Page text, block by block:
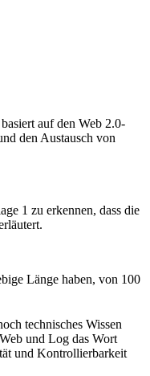
auf den Web 2.0-
den Austausch von
1 zu erkennen, dass die
Länge haben, von 100
technisches Wissen
und Log das Wort
und Kontrollierbarkeit